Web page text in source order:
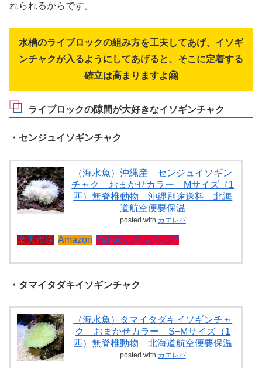
れられるからです。
水槽のライブロックの組み方を工夫してあげ、イソギ
ンチャクが入るようにしてあげると、そこに定着する
確立は高まりますよ🤗
ライブロックの隙間が大好きなイソギンチャク
・センジュイソギンチャク
（海水魚）沖縄産 センジュイソギン
チャク おまかせカラー Mサイズ（1
匹）無脊椎動物 沖縄別途送料 北海
道航空便要保温
posted with カエレバ
楽天市場 Amazon Yahooショッピング
・タマイタダキイソギンチャク
（海水魚）タマイタダキイソギンチャ
ク おまかせカラー S−Mサイズ（1
匹）無脊椎動物 北海道航空便要保温
posted with カエレバ